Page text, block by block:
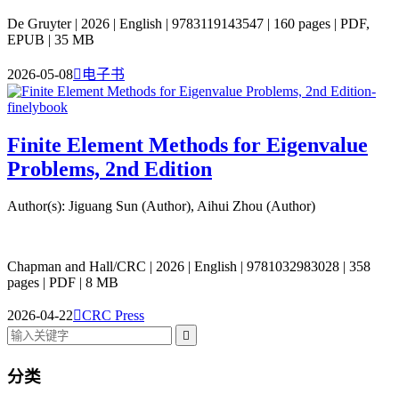
De Gruyter | 2026 | English | 9783119143547 | 160 pages | PDF,
EPUB | 35 MB
2026-05-08 电子书
Finite Element Methods for Eigenvalue
Problems, 2nd Edition
Author(s): Jiguang Sun (Author), Aihui Zhou (Author)
Chapman and Hall/CRC | 2026 | English | 9781032983028 | 358
pages | PDF | 8 MB
2026-04-22CRC Press

分类